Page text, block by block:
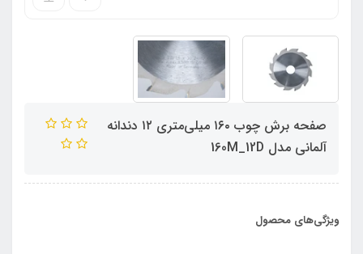
صفحه برش چوب ۱۶۰ میلی‌متری ۱۲ دندانه
آلمانی مدل 160M_12D
ویژگی‌های محصول